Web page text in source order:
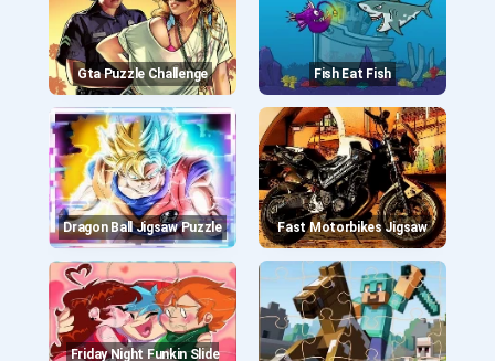
Gta Puzzle Challenge Fish Eat Fish
Dragon Ball Jigsaw Puzzle Fast Motorbikes Jigsaw
Friday Night Funkin Slide